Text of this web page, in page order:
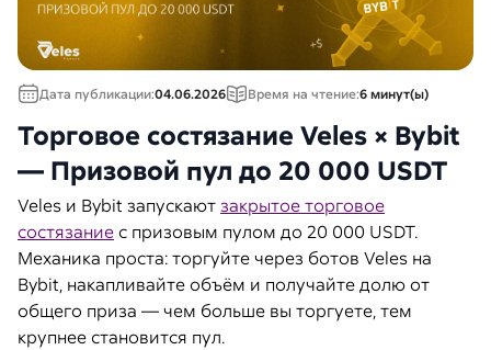
Дата публикации:04.06.2026 Время на чтение:6 минут(ы)
Торговое состязание Veles × Bybit
— Призовой пул до 20 000 USDT
Veles и Bybit запускаютзакрытое торговое
состязаниес призовым пулом до 20 000 USDT.
Механика проста: торгуйте через ботов Veles на
Bybit, накапливайте объём и получайте долю от
общего приза — чем больше вы торгуете, тем
крупнее становится пул.